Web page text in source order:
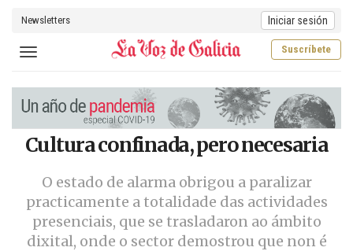
Newsletters Iniciar sesión
Toggle navigation Suscríbete
Cultura confinada, pero necesaria
O estado de alarma obrigou a paralizar
practicamente a totalidade das actividades
presenciais, que se trasladaron ao ámbito
dixital, onde o sector demostrou que non é